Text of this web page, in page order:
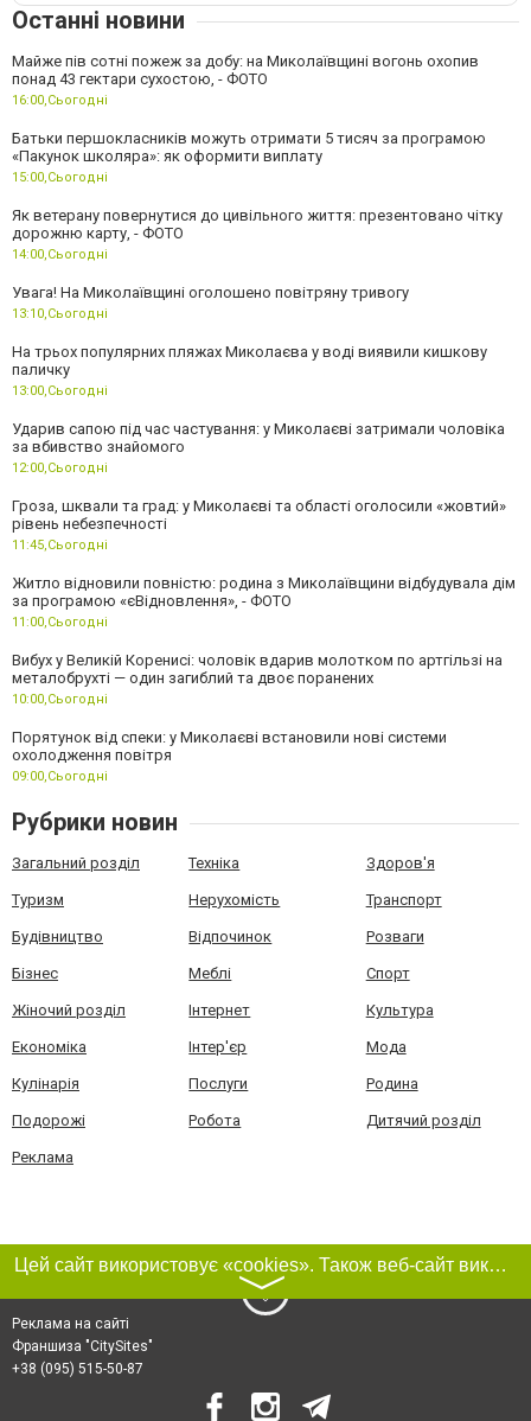
Останні новини
Майже пів сотні пожеж за добу: на Миколаївщині вогонь охопив
понад 43 гектари сухостою, - ФОТО
16:00, Сьогодні
Батьки першокласників можуть отримати 5 тисяч за програмою
«Пакунок школяра»: як оформити виплату
15:00, Сьогодні
Як ветерану повернутися до цивільного життя: презентовано чітку
дорожню карту, - ФОТО
14:00, Сьогодні
Увага! На Миколаївщині оголошено повітряну тривогу
13:10, Сьогодні
На трьох популярних пляжах Миколаєва у воді виявили кишкову
паличку
13:00, Сьогодні
Ударив сапою під час частування: у Миколаєві затримали чоловіка
за вбивство знайомого
12:00, Сьогодні
Гроза, шквали та град: у Миколаєві та області оголосили «жовтий»
рівень небезпечності
11:45, Сьогодні
Житло відновили повністю: родина з Миколаївщини відбудувала дім
за програмою «єВідновлення», - ФОТО
11:00, Сьогодні
Вибух у Великій Коренисі: чоловік вдарив молотком по артгільзі на
металобрухті — один загиблий та двоє поранених
10:00, Сьогодні
Порятунок від спеки: у Миколаєві встановили нові системи
охолодження повітря
09:00, Сьогодні
Рубрики новин
Загальний розділ Техніка Здоров'я
Туризм Нерухомість Транспорт
Будівництво Відпочинок Розваги
Бізнес Меблі Спорт
Жіночий розділ Інтернет Культура
Економіка Інтер'єр Мода
Кулінарія Послуги Родина
Подорожі Робота Дитячий розділ
Реклама
Цей сайт використовує «cookies». Також веб-сайт використовує інтернет-сервіс для збору технічних даних стосовно відвідувачів з метою отримання маркетингової та статистичної інформації. Умови обробки даних відвідувачів сайту див.
〉
Реклама на сайті
Франшиза "CitySites"
+38 (095) 515-50-87